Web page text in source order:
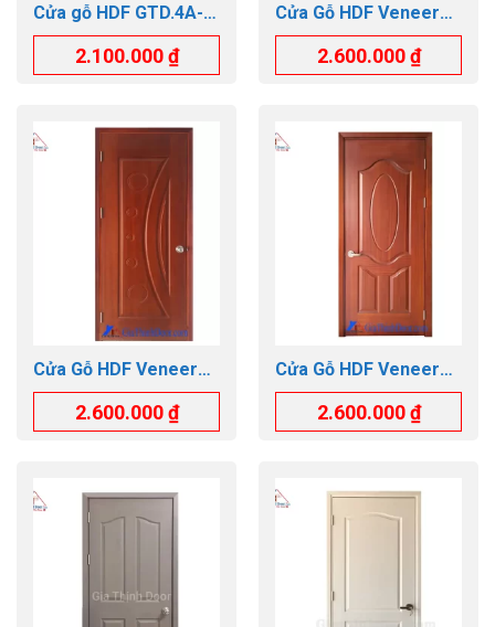
Cửa gỗ HDF GTD.4A-
C1 Cánh đôi
2.100.000₫
Cửa Gỗ HDF Veneer
GTD.6A-ASH
2.600.000₫
Cửa Gỗ HDF Veneer
GTD.1K-SAPELE
2.600.000₫
Cửa Gỗ HDF Veneer
GTD.3A-SAPELE
2.600.000₫